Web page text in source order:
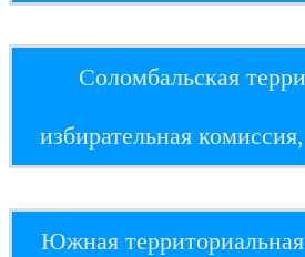
Соломбальская
избирательная
Южная территориальная